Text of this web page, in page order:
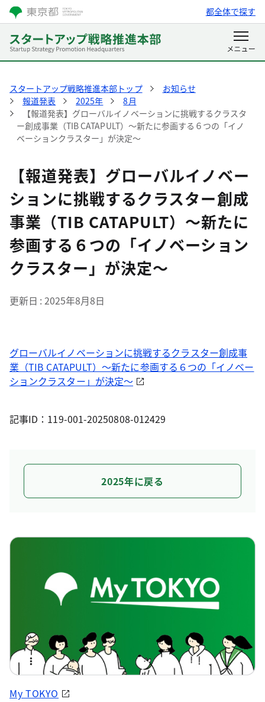
都全体で探す
スタートアップ戦略推進本部トップ
お知らせ
報道発表
2025年
8月
【報道発表】グローバルイノベーションに挑戦するクラスタ
ー創成事業（TIB CATAPULT）～新たに参画する６つの「イノ
ベーションクラスター」が決定～
【報道発表】グローバルイノベー
ションに挑戦するクラスター創成
事業（TIB CATAPULT）～新たに
参画する６つの「イノベーション
クラスター」が決定～
更新日 2025年8月8日
グローバルイノベーションに挑戦するクラスター創成事
業（TIB CATAPULT）～新たに参画する６つの「イノベー
ションクラスター」が決定～
記事ID：119-001-20250808-012429
2025年に戻る
My TOKYO